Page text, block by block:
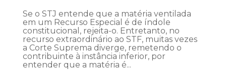
Se o STJ entende que a matéria ventilada
em um Recurso Especial é de índole
constitucional, rejeita-o. Entretanto, no
recurso extraordinário ao STF, muitas vezes
a Corte Suprema diverge, remetendo o
contribuinte à instância inferior, por
entender que a matéria é...